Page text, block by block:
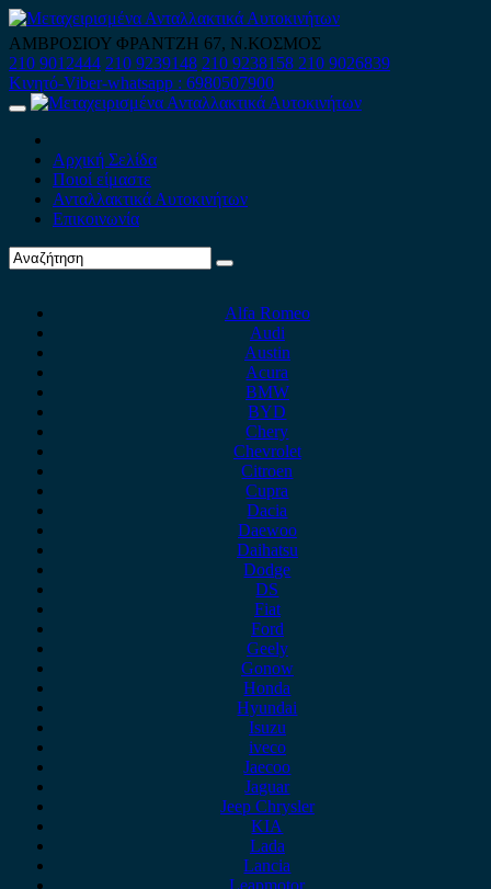
Skip
to
content
ΑΜΒΡΟΣΙΟΥ ΦΡΑΝΤΖΗ 67, Ν.ΚΟΣΜΟΣ
210 9012444 210 9239148 210 9238158 210 9026839
Κινητό-Viber-whatsapp : 6980507900
Primary
Αρχική Σελίδα
Ποιοί είμαστε
Ανταλλακτικά Αυτοκινήτων
Επικοινωνία
Alfa Romeo
Audi
Austin
Acura
BMW
BYD
Chery
Chevrolet
Citroen
Cupra
Dacia
Daewoo
Daihatsu
Dodge
DS
Fiat
Ford
Geely
Gonow
Honda
Hyundai
Isuzu
iveco
Jaecoo
Jaguar
Jeep Chrysler
KIA
Lada
Lancia
Leapmotor